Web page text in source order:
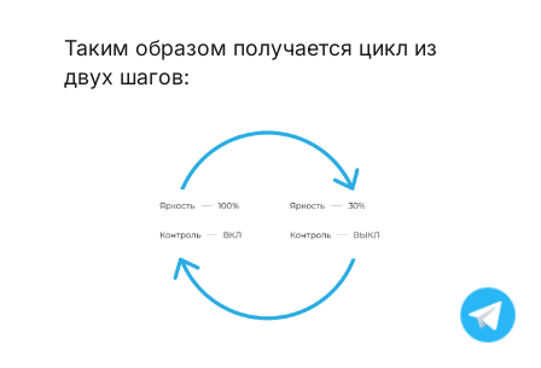
Таким образом получается цикл из
двух шагов: